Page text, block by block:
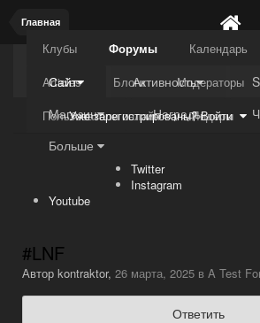
Главная
Kuli4kam.net Дружный форум
Сайт
Клубы Форумы Календарь
Articles
Блоги
Модераторы
Пользователи онлайн
Лидеры
Активность
Магазин
Награды
Больше
Уже зарегистрированы? Войти
Twitter
Instagram
Youtube
#LNF
Автор kontraktor, 26 марта, 2025 в A Test
Ответить